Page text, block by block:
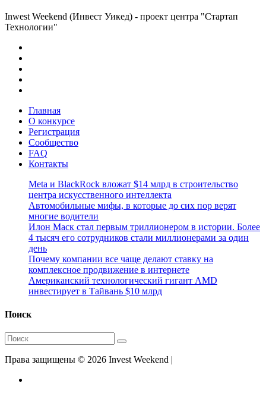
Inwest Weekend (Инвест Уикед) - проект центра "Стартап
Технологии"
Главная
О конкурсе
Регистрация
Сообщество
FAQ
Контакты
Meta и BlackRock вложат $14 млрд в строительство
центра искусственного интеллекта
Автомобильные мифы, в которые до сих пор верят
многие водители
Илон Маск стал первым триллионером в истории. Более
4 тысяч его сотрудников стали миллионерами за один
день
Почему компании все чаще делают ставку на
комплексное продвижение в интернете
Американский технологический гигант AMD
инвестирует в Тайвань $10 млрд
Поиск
Права защищены © 2026 Invest Weekend |